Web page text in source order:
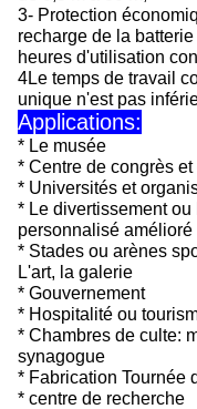
3- Protection
recharge de la
heures d'utilisation
4Le temps de travail
unique n'est pas
Applications:
* Le musée
* Centre de congrès
* Universités et
* Le divertissement
personnalisé amélioré
* Stades ou arènes
L'art, la galerie
* Gouvernement
* Hospitalité ou
* Chambres de culte:
synagogue
* Fabrication Tournée
* centre de recherche